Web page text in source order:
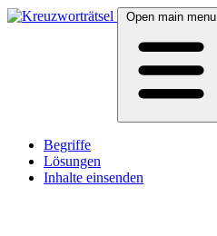
Open main menu
Begriffe
Lösungen
Inhalte einsenden